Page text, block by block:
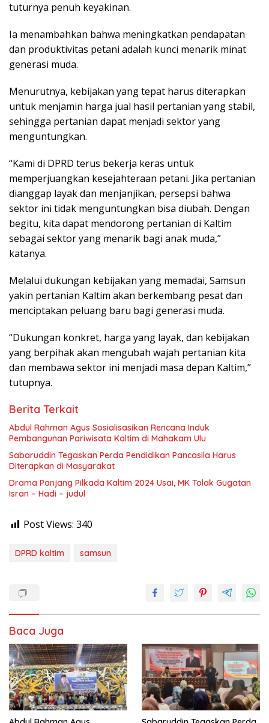
tuturnya penuh keyakinan.
Ia menambahkan bahwa meningkatkan pendapatan
dan produktivitas petani adalah kunci menarik minat
generasi muda.
Menurutnya, kebijakan yang tepat harus diterapkan
untuk menjamin harga jual hasil pertanian yang stabil,
sehingga pertanian dapat menjadi sektor yang
menguntungkan.
“Kami di DPRD terus bekerja keras untuk
memperjuangkan kesejahteraan petani. Jika pertanian
dianggap layak dan menjanjikan, persepsi bahwa
sektor ini tidak menguntungkan bisa diubah. Dengan
begitu, kita dapat mendorong pertanian di Kaltim
sebagai sektor yang menarik bagi anak muda,”
katanya.
Melalui dukungan kebijakan yang memadai, Samsun
yakin pertanian Kaltim akan berkembang pesat dan
menciptakan peluang baru bagi generasi muda.
“Dukungan konkret, harga yang layak, dan kebijakan
yang berpihak akan mengubah wajah pertanian kita
dan membawa sektor ini menjadi masa depan Kaltim,”
tutupnya.
Berita Terkait
Abdul Rahman Agus Sosialisasikan Rencana Induk
Pembangunan Pariwisata Kaltim di Mahakam Ulu
Sabaruddin Tegaskan Perda Pendidikan Pancasila Harus
Diterapkan di Masyarakat
Drama Panjang Pilkada Kaltim 2024 Usai, MK Tolak Gugatan
Isran – Hadi – judul
Post Views: 340
DPRD kaltim samsun
Baca Juga